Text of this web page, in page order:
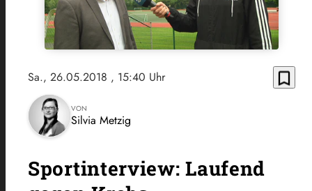
Sa., 26.05.2018 , 15:40 Uhr bookmark_border
VON
Silvia Metzig
Sportinterview: Laufend